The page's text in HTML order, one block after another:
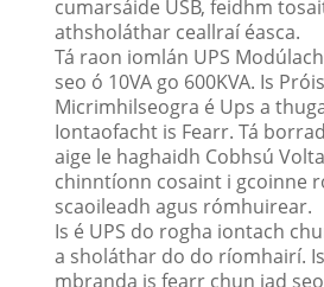
cumarsáide USB, feidhm
athsholáthar ceallraí éasca.
Tá raon iomlán UPS
seo ó 10VA go 600KVA. Is
Micrimhilseogra é Ups a
Iontaofacht is Fearr. Tá
aige le haghaidh Cobhsú
chinntíonn cosaint i gcoinne
scaoileadh agus rómhuirear.
Is é UPS do rogha iontach
a sholáthar do do ríomhairí. Is
mbranda is fearr chun iad